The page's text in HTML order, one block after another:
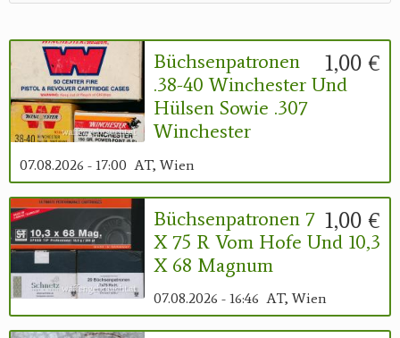
1,00 €
Büchsenpatronen
.38-40 Winchester Und
Hülsen Sowie .307
Winchester
07.08.2026 - 17:00 AT, Wien
1,00 €
Büchsenpatronen 7
X 75 R Vom Hofe Und 10,3
X 68 Magnum
07.08.2026 - 16:46 AT, Wien